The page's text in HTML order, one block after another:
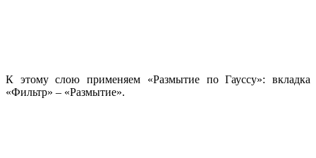
К этому слою применяем «Размытие по Гауссу»: вкладка
«Фильтр» – «Размытие».